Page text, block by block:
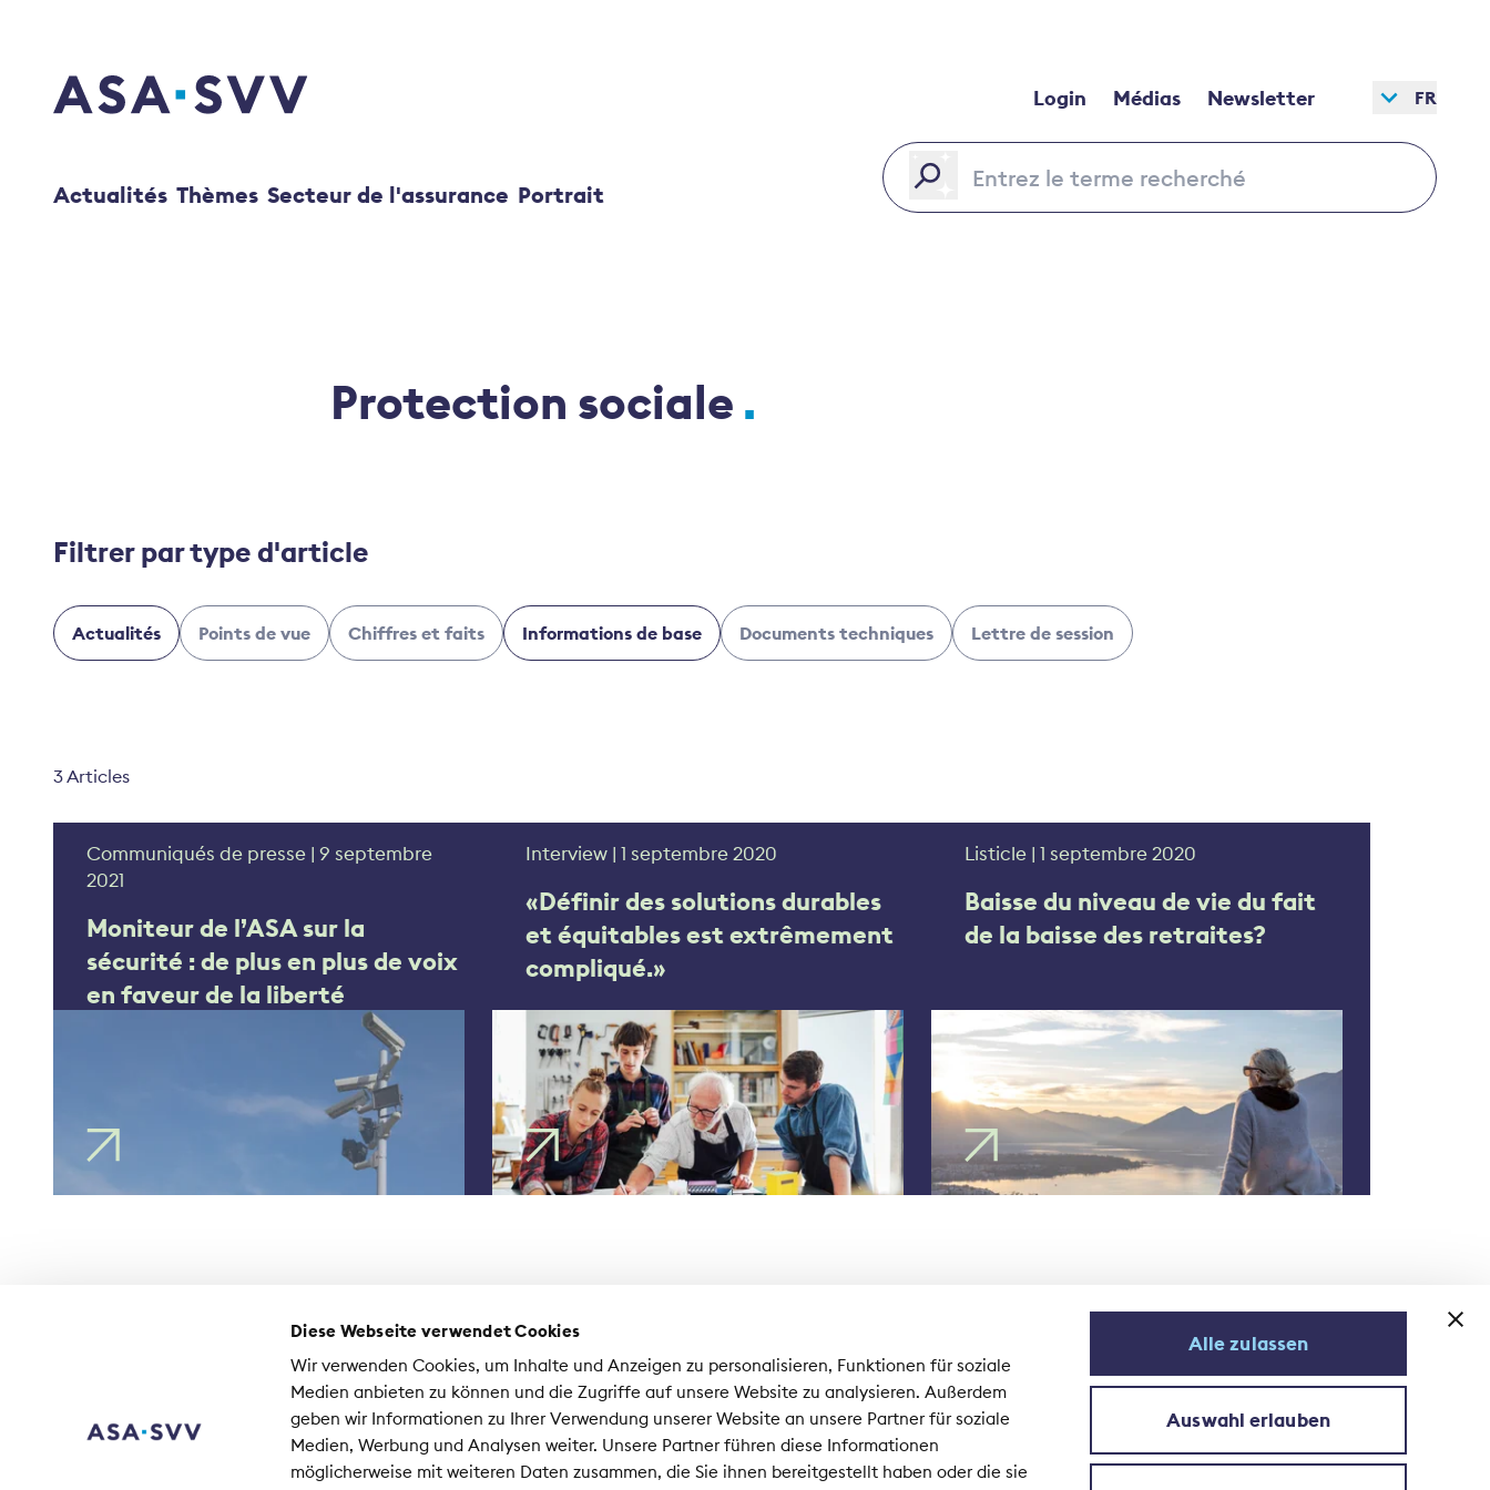
Diese Webseite verwendet Cookies
Wir verwenden Cookies, um Inhalte und Anzeigen zu personalisieren, Funktionen für soziale
Medien anbieten zu können und die Zugriffe auf unsere Website zu analysieren. Außerdem
geben wir Informationen zu Ihrer Verwendung unserer Website an unsere Partner für soziale
Medien, Werbung und Analysen weiter. Unsere Partner führen diese Informationen
möglicherweise mit weiteren Daten zusammen, die Sie ihnen bereitgestellt haben oder die sie
Alle zulassen
Auswahl erlauben
SVV Logo Login Médias Newsletter FR
Actualités Thèmes Secteur de l'assurance Portrait
Protection sociale
Filtrer par type d'article
Actualités Points de vue Chiffres et faits Informations de base Documents techniques Lettre de session
3 Articles
Communiqués de presse | 9 septembre
2021
Moniteur de l’ASA sur la
sécurité : de plus en plus de voix
en faveur de la liberté
Interview | 1 septembre 2020
«Définir des solutions durables
et équitables est extrêmement
compliqué.»
Listicle | 1 septembre 2020
Baisse du niveau de vie du fait
de la baisse des retraites?
Association Suisse d'Assurances ASA
Conrad-Ferdinand-Meyer-Strasse 14
S'abonner à la newsletter